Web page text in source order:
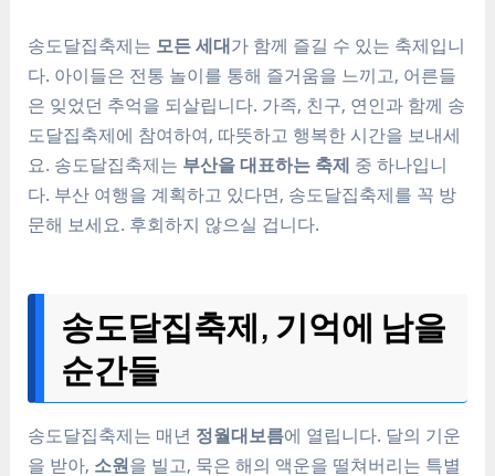
송도달집축제는 모든 세대가 함께 즐길 수 있는 축제입니
다. 아이들은 전통 놀이를 통해 즐거움을 느끼고, 어른들
은 잊었던 추억을 되살립니다. 가족, 친구, 연인과 함께 송
도달집축제에 참여하여, 따뜻하고 행복한 시간을 보내세
요. 송도달집축제는 부산을 대표하는 축제 중 하나입니
다. 부산 여행을 계획하고 있다면, 송도달집축제를 꼭 방
문해 보세요. 후회하지 않으실 겁니다.
송도달집축제, 기억에 남을
순간들
송도달집축제는 매년 정월대보름에 열립니다. 달의 기운
을 받아, 소원을 빌고, 묵은 해의 액운을 떨쳐버리는 특별